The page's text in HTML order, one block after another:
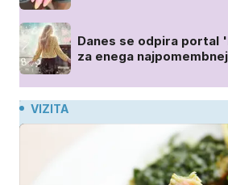
Danes se odpira portal
za enega
VIZITA